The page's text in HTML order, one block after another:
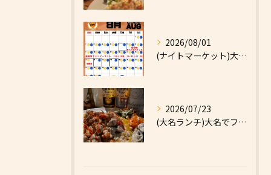
2026/08/01
(ナイトマーケット)大名でファーストフードなら|High F...
2026/07/23
(大名ランチ)大名でファーストフードなら|High Five...